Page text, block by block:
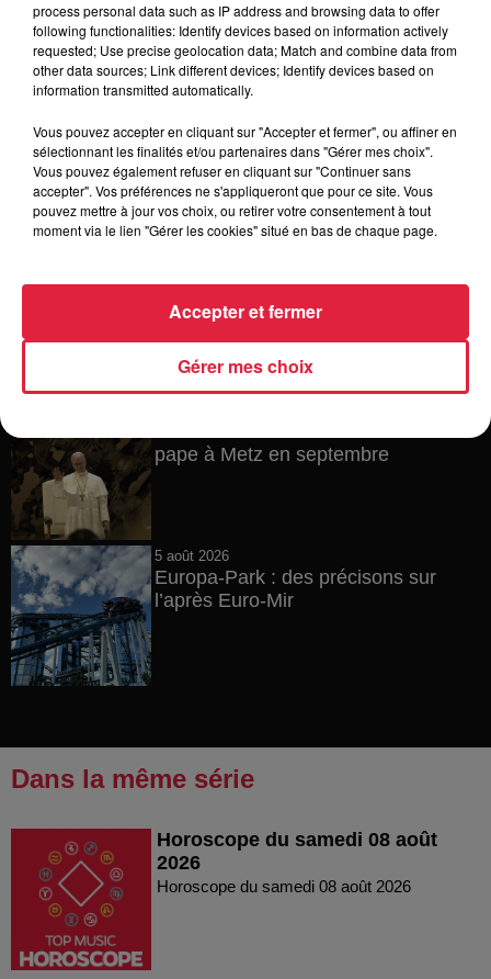
robinets
Tags antisémites à Strasbourg :
Catherine Trautmann réagit
Au zoo de Mulhouse : rencontre
avec les flamants rouges
pape à Metz en septembre
5 août 2026
Europa-Park : des précisons sur
l’après Euro-Mir
Dans la même série
Horoscope du samedi 08 août
2026
Horoscope du samedi 08 août 2026
process personal data such as IP address and browsing data to offer
following functionalities: Identify devices based on information actively
requested; Use precise geolocation data; Match and combine data from
other data sources; Link different devices; Identify devices based on
information transmitted automatically.
Vous pouvez accepter en cliquant sur "Accepter et fermer", ou affiner en
sélectionnant les finalités et/ou partenaires dans "Gérer mes choix".
Vous pouvez également refuser en cliquant sur "Continuer sans
accepter". Vos préférences ne s'appliqueront que pour ce site. Vous
pouvez mettre à jour vos choix, ou retirer votre consentement à tout
moment via le lien "Gérer les cookies" situé en bas de chaque page.
Gérer mes choix
Accepter et fermer